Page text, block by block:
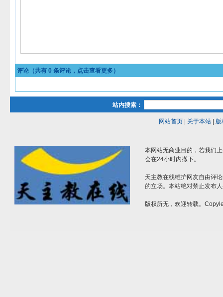
评论（共有 0 条评论，点击查看更多）
站内搜索：
网站首页| 关于本站| 版
本网站无商业目的，若我们
会在24小时内撤下。
天主教在线维护网友自由评
的立场。本站绝对禁止发布
版权所无，欢迎转载。